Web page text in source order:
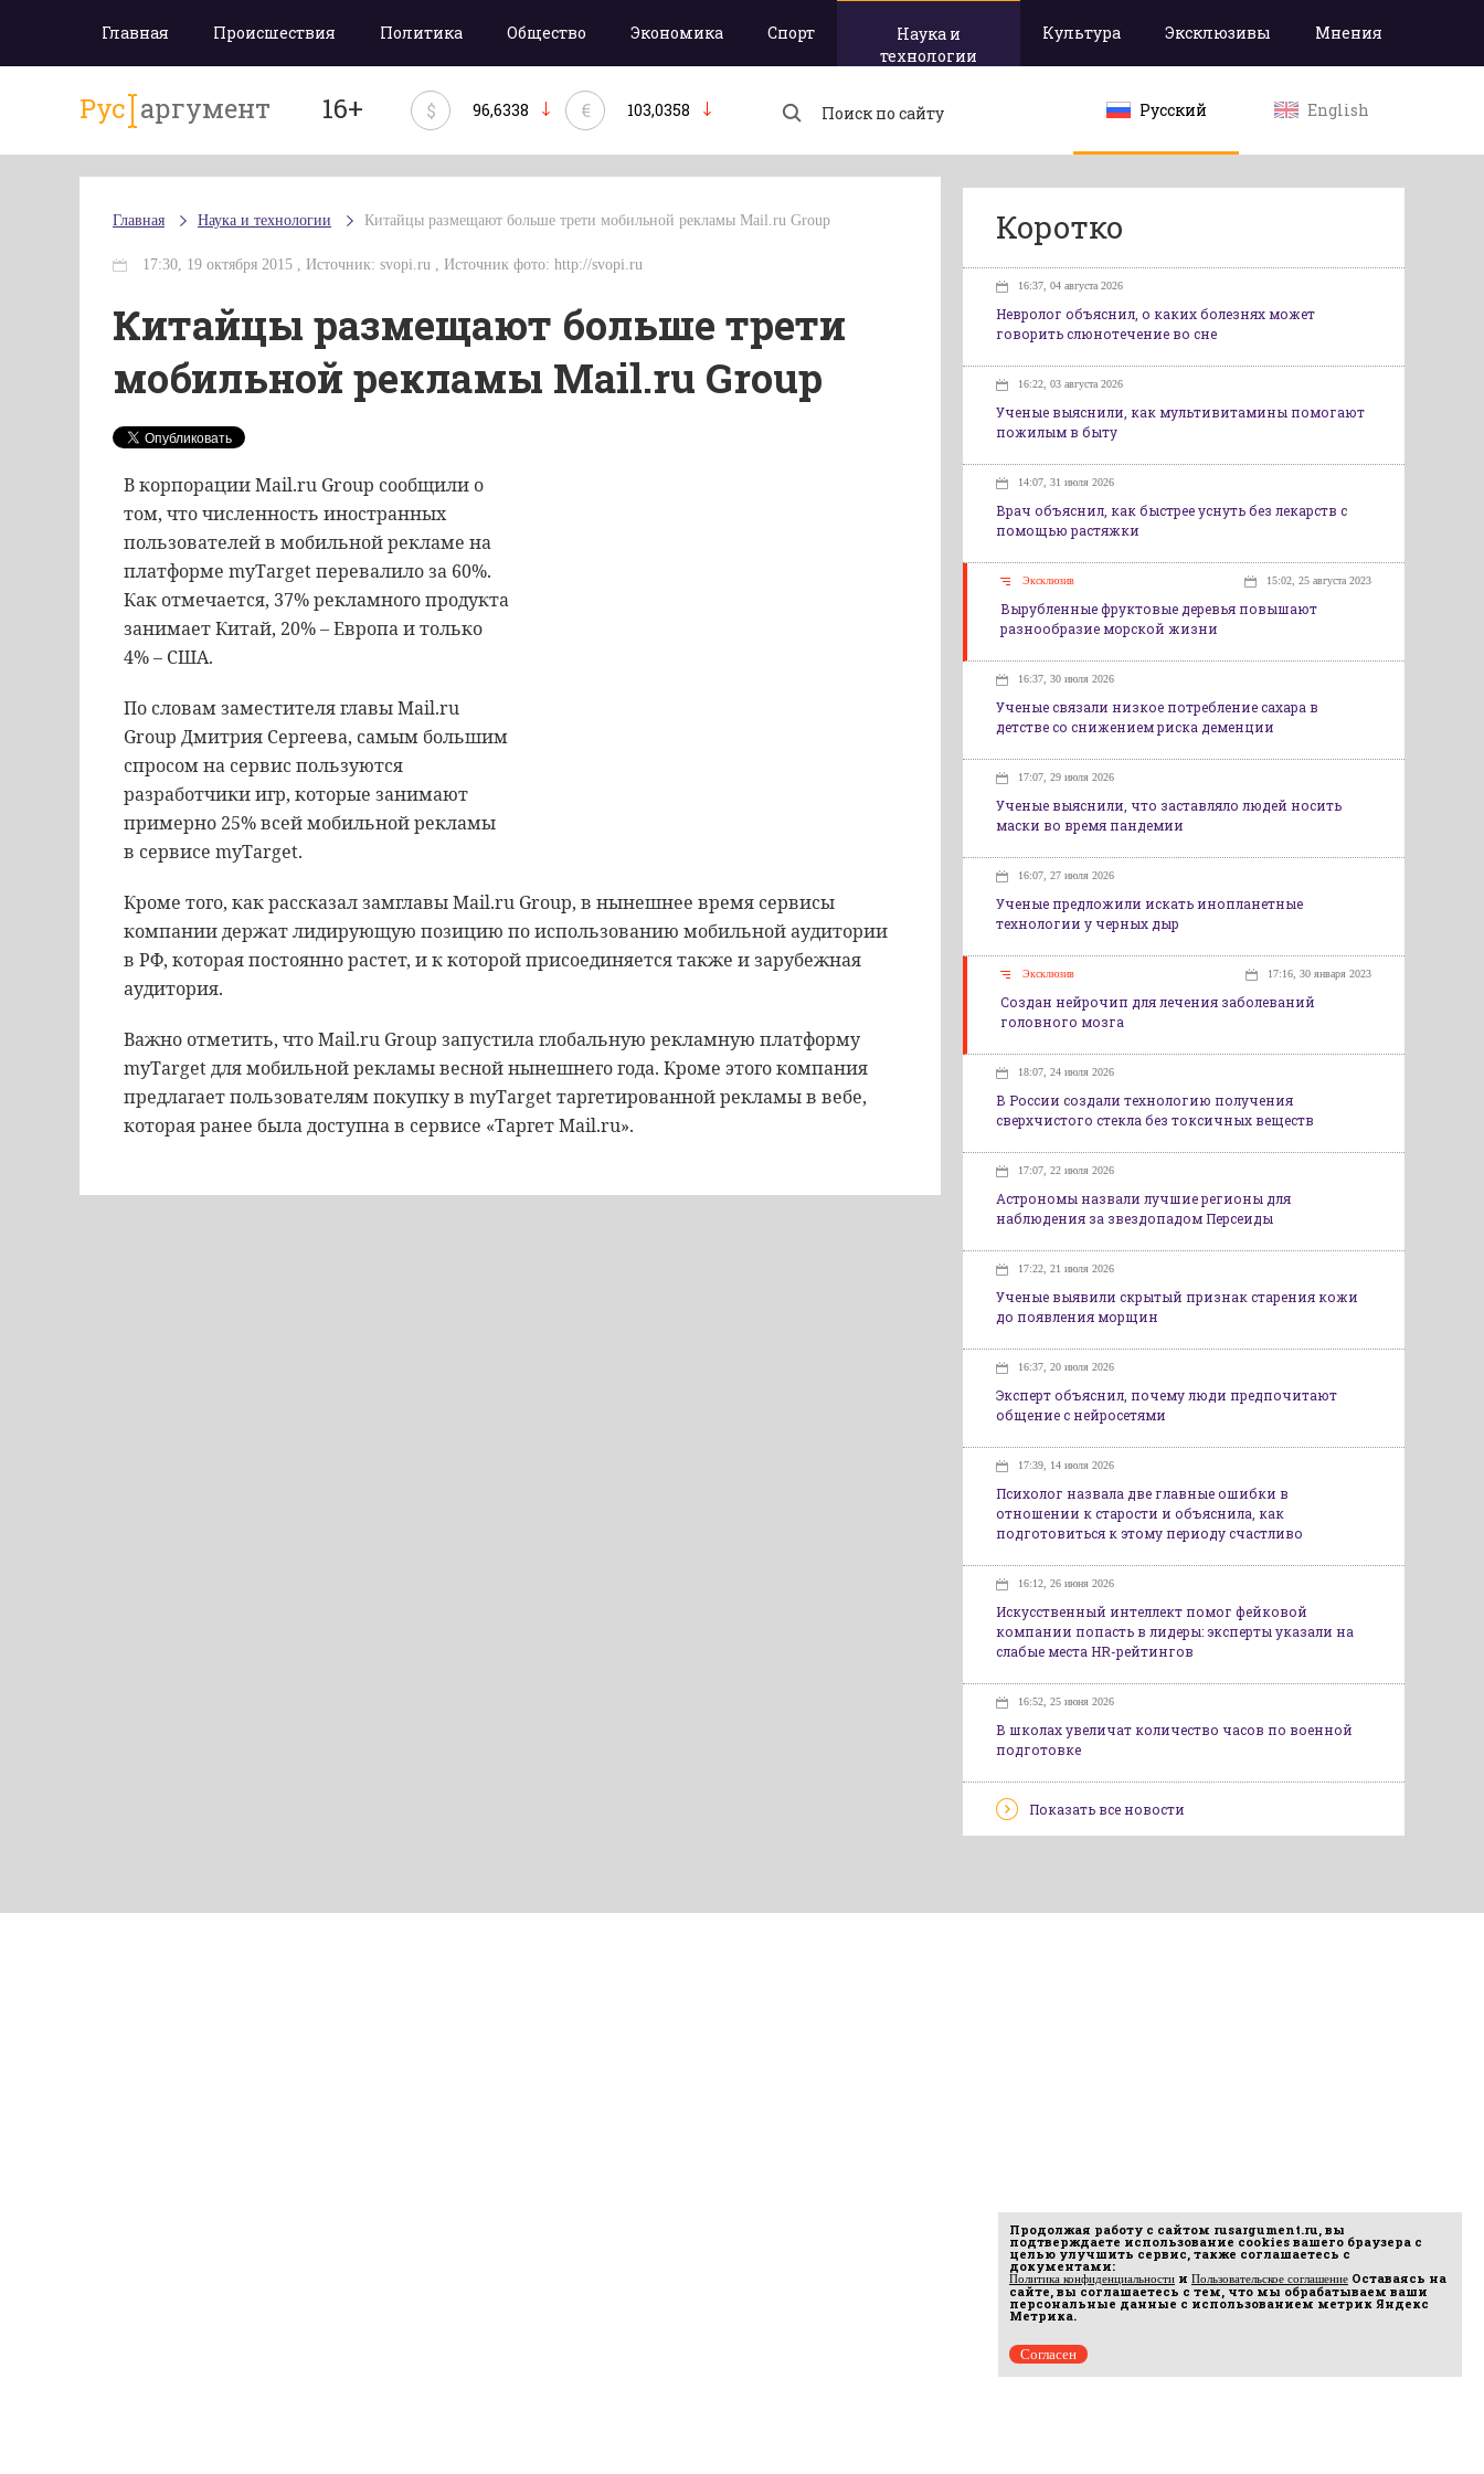
Главная Происшествия Политика Общество Экономика Спорт
Наука и
технологии
Культура Эксклюзивы Мнения
Рус аргумент 16+ $ 96,6338 € 103,0358 Русский English
Главная Наука и технологии Китайцы размещают больше трети мобильной рекламы Mail.ru Group
17:30, 19 октября 2015 , Источник: svopi.ru , Источник фото: http://svopi.ru
Китайцы размещают больше трети
мобильной рекламы Mail.ru Group
В корпорации Mail.ru Group сообщили о
том, что численность иностранных
пользователей в мобильной рекламе на
платформе myTarget перевалило за 60%.
Как отмечается, 37% рекламного продукта
занимает Китай, 20% – Европа и только
4% – США.
По словам заместителя главы Mail.ru
Group Дмитрия Сергеева, самым большим
спросом на сервис пользуются
разработчики игр, которые занимают
примерно 25% всей мобильной рекламы
в сервисе myTarget.
Кроме того, как рассказал замглавы Mail.ru Group, в нынешнее время сервисы
компании держат лидирующую позицию по использованию мобильной аудитории
в РФ, которая постоянно растет, и к которой присоединяется также и зарубежная
аудитория.
Важно отметить, что Mail.ru Group запустила глобальную рекламную платформу
myTarget для мобильной рекламы весной нынешнего года. Кроме этого компания
предлагает пользователям покупку в myTarget таргетированной рекламы в вебе,
которая ранее была доступна в сервисе «Таргет Mail.ru».
Коротко
16:37, 04 августа 2026
Невролог объяснил, о каких болезнях может
говорить слюнотечение во сне
16:22, 03 августа 2026
Ученые выяснили, как мультивитамины помогают
пожилым в быту
14:07, 31 июля 2026
Врач объяснил, как быстрее уснуть без лекарств с
помощью растяжки
Эксклюзив 15:02, 25 августа 2023
Вырубленные фруктовые деревья повышают
разнообразие морской жизни
16:37, 30 июля 2026
Ученые связали низкое потребление сахара в
детстве со снижением риска деменции
17:07, 29 июля 2026
Ученые выяснили, что заставляло людей носить
маски во время пандемии
16:07, 27 июля 2026
Ученые предложили искать инопланетные
технологии у черных дыр
Эксклюзив 17:16, 30 января 2023
Создан нейрочип для лечения заболеваний
головного мозга
18:07, 24 июля 2026
В России создали технологию получения
сверхчистого стекла без токсичных веществ
17:07, 22 июля 2026
Астрономы назвали лучшие регионы для
наблюдения за звездопадом Персеиды
17:22, 21 июля 2026
Ученые выявили скрытый признак старения кожи
до появления морщин
16:37, 20 июля 2026
Эксперт объяснил, почему люди предпочитают
общение с нейросетями
17:39, 14 июля 2026
Психолог назвала две главные ошибки в
отношении к старости и объяснила, как
подготовиться к этому периоду счастливо
16:12, 26 июня 2026
Искусственный интеллект помог фейковой
компании попасть в лидеры: эксперты указали на
слабые места HR-рейтингов
16:52, 25 июня 2026
В школах увеличат количество часов по военной
подготовке
Показать все новости
Продолжая работу с сайтом rusargument.ru, вы
подтверждаете использование cookies вашего браузера с
целью улучшить сервис, также соглашаетесь с
документами:
Политика конфиденциальности и Пользовательское соглашение Оставаясь на
сайте, вы соглашаетесь с тем, что мы обрабатываем ваши
персональные данные с использованием метрик Яндекс
Метрика.
Согласен